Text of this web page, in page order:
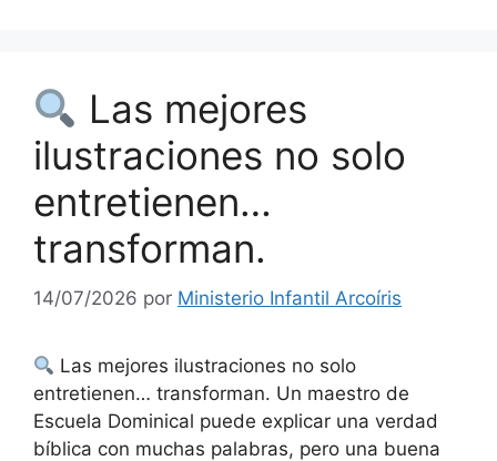
Las mejores
ilustraciones no solo
entretienen…
transforman.
14/07/2026 por Ministerio Infantil Arcoíris
Las mejores ilustraciones no solo
entretienen… transforman. Un maestro de
Escuela Dominical puede explicar una verdad
bíblica con muchas palabras, pero una buena